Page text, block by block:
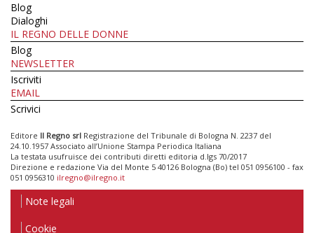
Blog
Dialoghi
IL REGNO DELLE DONNE
Blog
NEWSLETTER
Iscriviti
EMAIL
Scrivici
Editore Il Regno srl Registrazione del Tribunale di Bologna N. 2237 del
24.10.1957 Associato all’Unione Stampa Periodica Italiana
La testata usufruisce dei contributi diretti editoria d.lgs 70/2017
Direzione e redazione Via del Monte 5 40126 Bologna (Bo) tel 051 0956100 - fax
051 0956310 ilregno@ilregno.it
Note legali
Cookie